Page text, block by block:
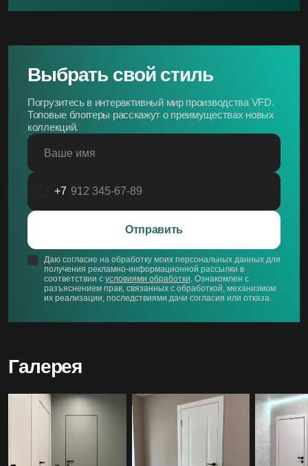
Выбрать свой стиль
Погрузитесь в интерактивный мир производства VFD.
Топовые блоггеры расскажут о преимуществах новых
коллекций.
Ваше имя
Россия
+7
Отправить
Даю согласие на обработку моих персональных данных для
получения рекламно-информационной рассылки в
соответствии с условиями обработки . Ознакомлен с
разъяснением прав, связанных с обработкой, механизмом
их реализации, последствиями дачи согласия или отказа.
Галерея